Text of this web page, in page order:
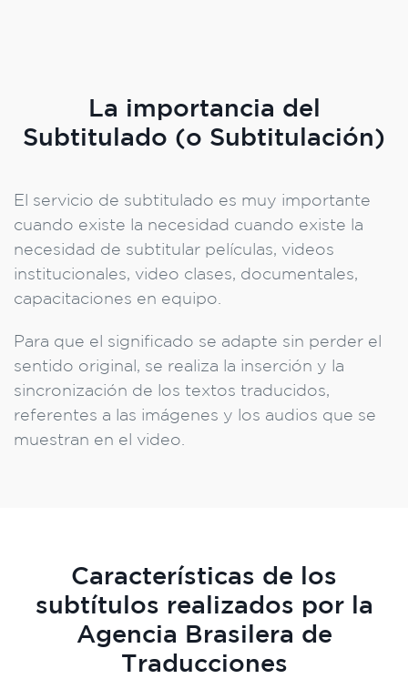
La importancia del
Subtitulado (o Subtitulación)
El servicio de subtitulado es muy importante
cuando existe la necesidad cuando existe la
necesidad de subtitular películas, videos
institucionales, video clases, documentales,
capacitaciones en equipo.
Para que el significado se adapte sin perder el
sentido original, se realiza la inserción y la
sincronización de los textos traducidos,
referentes a las imágenes y los audios que se
muestran en el video.
Características de los
subtítulos realizados por la
Agencia Brasilera de
Traducciones